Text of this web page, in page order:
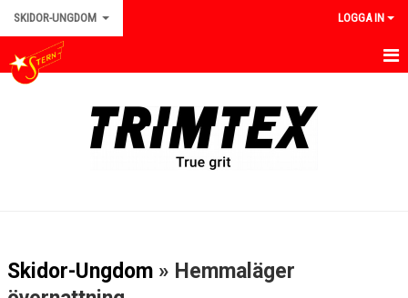
SKIDOR-UNGDOM LOGGA IN
UTRUSTNING
Skidor-Ungdom » Hemmaläger